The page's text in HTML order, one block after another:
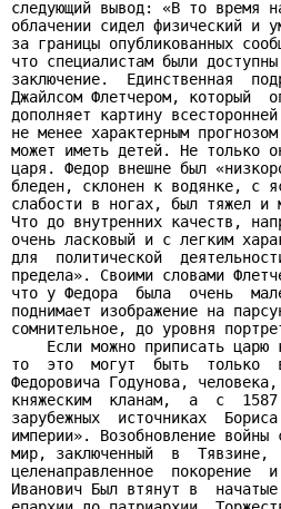
следующий вывод: «В то время
облачении сидел физический и
за границы опубликованных
что специалистам были
заключение.  Единственная
Джайлсом Флетчером, который
дополняет картину
не менее характерным
может иметь детей. Не только
царя. Федор внешне был
бледен, склонен к водянке, с
слабости в ногах, был тяжел и
Что до внутренних качеств,
очень ласковый и с легким
для  политической
предела». Своими словами
что у Федора  была  очень
поднимает изображение на
сомнительное, до уровня
Если можно приписать царю
то  это  могут  быть  только
Федоровича Годунова,
княжеским  кланам,  а  с
зарубежных  источниках
империи». Возобновление
мир, заключенный  в
целенаправленное  покорение
Иванович Был втянут в